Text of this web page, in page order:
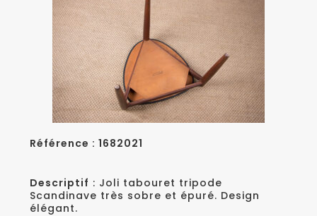
Référence : 1682021
Descriptif : Joli tabouret tripode
Scandinave très sobre et épuré. Design
élégant.